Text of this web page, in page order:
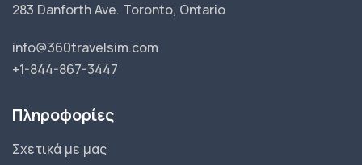
283 Danforth Ave. Toronto, Ontario
info@360travelsim.com
+1-844-867-3447
Πληροφορίες
Σχετικά με μας